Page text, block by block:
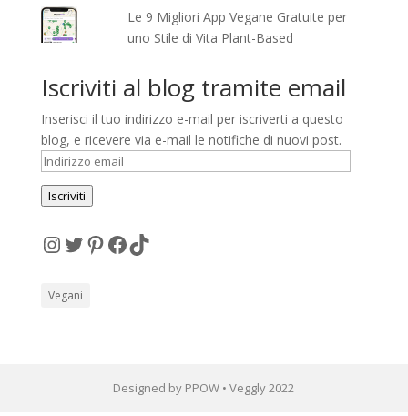
Le 9 Migliori App Vegane Gratuite per
uno Stile di Vita Plant-Based
Iscriviti al blog tramite email
Inserisci il tuo indirizzo e-mail per iscriverti a questo
blog, e ricevere via e-mail le notifiche di nuovi post.
Indirizzo
email
Iscriviti
Instagram
Twitter
Pinterest
Facebook
TikTok
Vegani
Designed by PPOW • Veggly 2022